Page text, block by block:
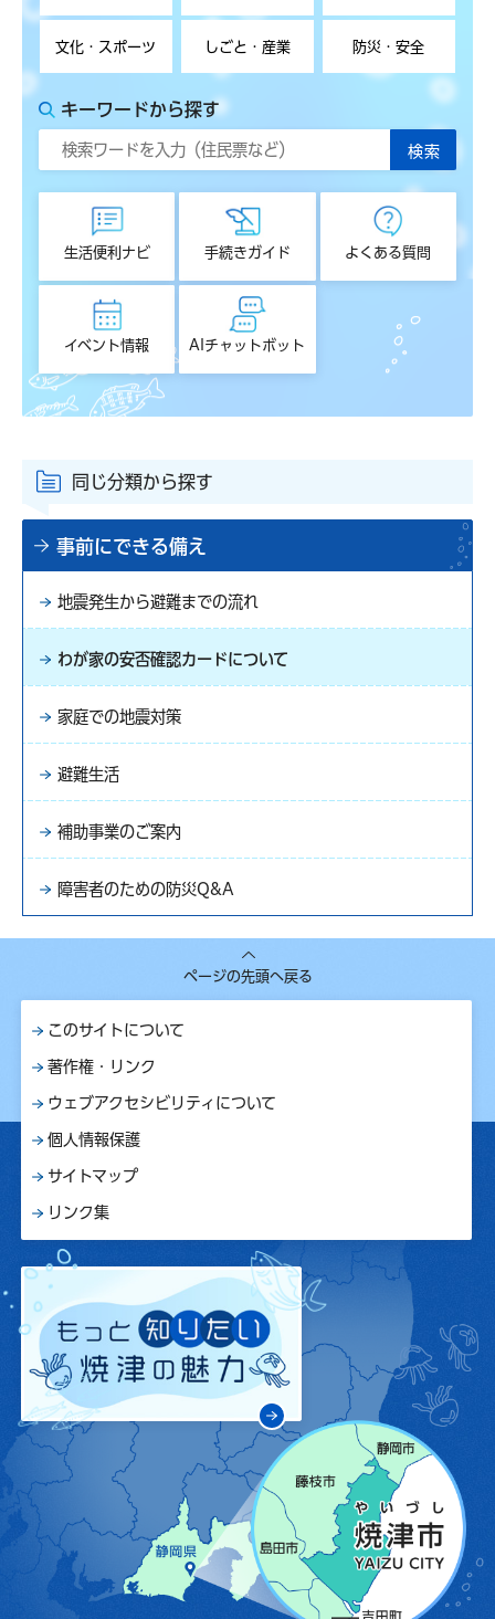
文化・スポーツ しごと・産業 防災・安全
キーワードから探す
生活便利ナビ 手続きガイド よくある質問
イベント情報 AIチャットボット
同じ分類から探す
事前にできる備え
地震発生から避難までの流れ
わが家の安否確認カードについて
家庭での地震対策
避難生活
補助事業のご案内
障害者のための防災Q&A
ページの先頭へ戻る
このサイトについて
著作権・リンク
ウェブアクセシビリティについて
個人情報保護
サイトマップ
リンク集